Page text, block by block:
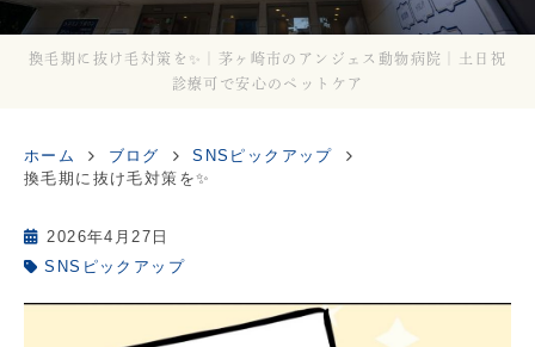
換毛期に抜け毛対策を✨｜茅ヶ崎市のアンジェス動物病院｜土日祝
診療可で安心のペットケア
ホーム ブログ
SNSピックアップ
換毛期に抜け毛対策を✨
2026年4月27日
SNSピックアップ